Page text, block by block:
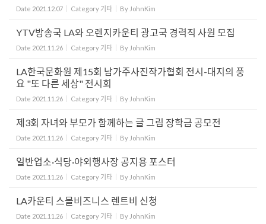
Date 2021.12.07 Category 기타 By JohnKim
YTV방송국 LA와 오렌지카운티 광고국 경력직 사원 모집
Date 2021.11.26 Category 기타 By JohnKim
LA한국문화원 제15회 남가주사진작가협회 전시-대지의 풍
요 "또 다른 세상" 전시회
Date 2021.11.26 Category 기타 By JohnKim
제3회 자녀와 부모가 함께하는 글 그림 장학금 공모전
Date 2021.11.26 Category 기타 By JohnKim
일반업소·식당·야외행사장 공지용 포스터
Date 2021.11.26 Category 기타 By JohnKim
LA카운티 스몰비즈니스 렌트비 신청
Date 2021.11.26 Category 기타 By JohnKim